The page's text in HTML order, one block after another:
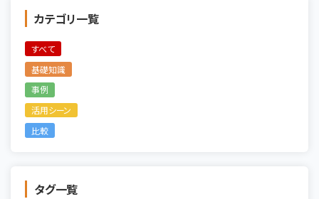
カテゴリ一覧
すべて
基礎知識
事例
活用シーン
比較
タグ一覧